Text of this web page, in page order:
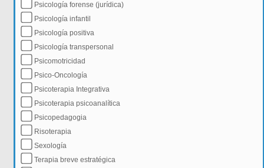
Psicología forense (jurídica)
Psicología infantil
Psicología positiva
Psicología transpersonal
Psicomotricidad
Psico-Oncología
Psicoterapia Integrativa
Psicoterapia psicoanalítica
Psicopedagogia
Risoterapia
Sexología
Terapia breve estratégica